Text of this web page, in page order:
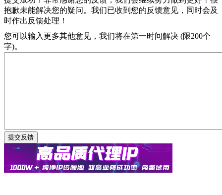
抱歉未能解决您的疑问。我们已收到您的反馈意见，同时会及
时作出反馈处理！
您可以输入更多其他意见，我们将在第一时间解决 (限200个
字)。